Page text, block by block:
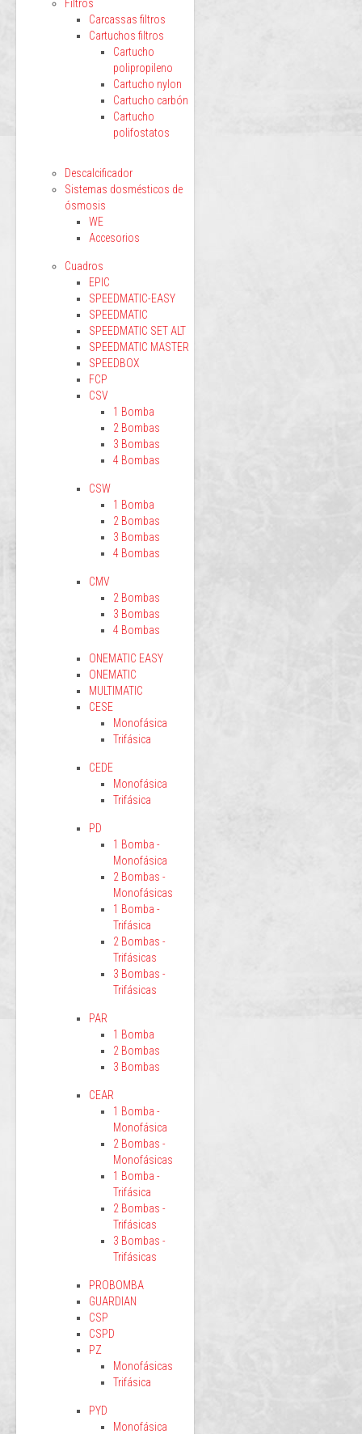
Filtros
Carcassas filtros
Cartuchos filtros
Cartucho
polipropileno
Cartucho nylon
Cartucho carbón
Cartucho
polifostatos
Descalcificador
Sistemas dosmésticos de
ósmosis
WE
Accesorios
Cuadros
EPIC
SPEEDMATIC-EASY
SPEEDMATIC
SPEEDMATIC SET ALT
SPEEDMATIC MASTER
SPEEDBOX
FCP
CSV
1 Bomba
2 Bombas
3 Bombas
4 Bombas
CSW
1 Bomba
2 Bombas
3 Bombas
4 Bombas
CMV
2 Bombas
3 Bombas
4 Bombas
ONEMATIC EASY
ONEMATIC
MULTIMATIC
CESE
Monofásica
Trifásica
CEDE
Monofásica
Trifásica
PD
1 Bomba -
Monofásica
2 Bombas -
Monofásicas
1 Bomba -
Trifásica
2 Bombas -
Trifásicas
3 Bombas -
Trifásicas
PAR
1 Bomba
2 Bombas
3 Bombas
CEAR
1 Bomba -
Monofásica
2 Bombas -
Monofásicas
1 Bomba -
Trifásica
2 Bombas -
Trifásicas
3 Bombas -
Trifásicas
PROBOMBA
GUARDIAN
CSP
CSPD
PZ
Monofásicas
Trifásica
PYD
Monofásica